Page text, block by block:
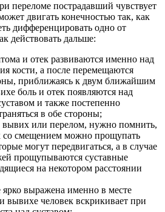
переломе пострадавший чувствует
двигать конечностью так, как
дифференцировать одно от
действовать дальше:
и отек развиваются именно над
кости, а после перемещаются
приближаясь к двум ближайшим
боль и отек появляются над
и также постепенно
в обе стороны;
вывих или перелом, нужно помнить,
со смещением можно прощупать
могут передвигаться, а в случае
прощупываются суставные
на некотором расстоянии
ярко выражена именно в месте
вывихе человек вскрикивает при